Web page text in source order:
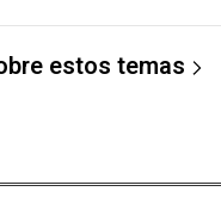
estos temas